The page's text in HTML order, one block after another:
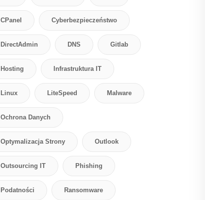
CPanel Cyberbezpieczeństwo
DirectAdmin DNS Gitlab
Hosting Infrastruktura IT
Linux LiteSpeed Malware
Ochrona Danych
Optymalizacja Strony Outlook
Outsourcing IT Phishing
Podatności Ransomware